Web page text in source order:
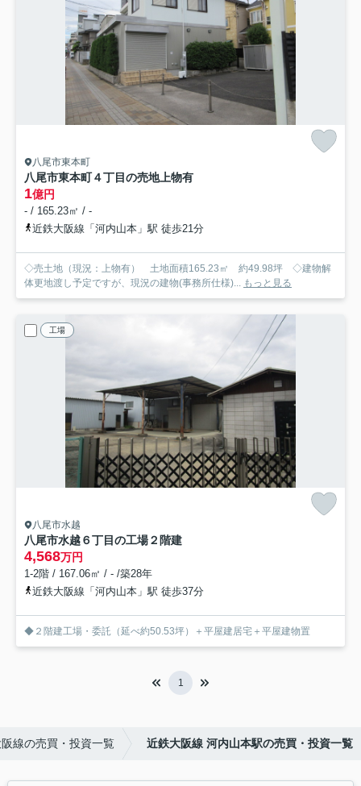
八尾市東本町
八尾市東本町４丁目の売地 上物有
1億円
- / 165.23㎡ / -
近鉄大阪線「河内山本」駅 徒歩21分
◇売土地（現況：上物有） 土地面積165.23㎡ 約49.98坪 ◇建物解
体更地渡し予定ですが、現況の建物(事務所仕様)... もっと見る
工場
八尾市水越
八尾市水越６丁目の工場２階建
4,568万円
1-2階 / 167.06㎡ / - /築28年
近鉄大阪線「河内山本」駅 徒歩37分
◆２階建工場・委託（延べ約50.53坪）＋平屋建居宅＋平屋建物置
1
線の売買・投資一覧 近鉄大阪線 河内山本駅の売買・投資一覧